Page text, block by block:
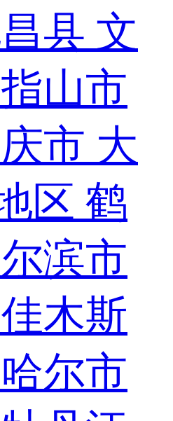
县 文
山市
市 大
区 鹤
滨市
佳木斯
尔市